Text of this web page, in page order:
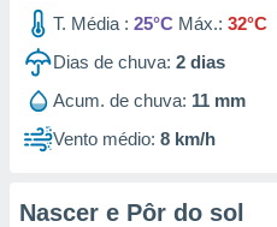
T. Média : 25°C Máx.: 32°C
Dias de chuva: 2 dias
Acum. de chuva: 11 mm
Vento médio: 8 km/h
Nascer e Pôr do sol